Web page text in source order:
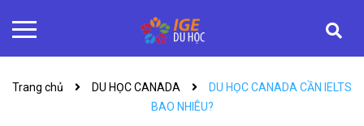
Trang chủ DU HỌC CANADA
DU HỌC CANADA CẦN IELTS
BAO NHIÊU?